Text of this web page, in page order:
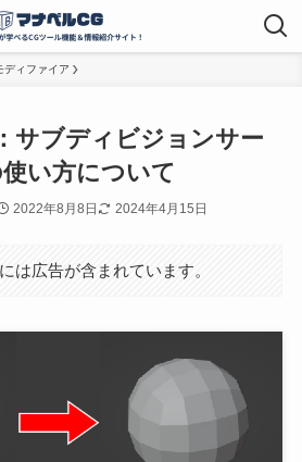
ディファイア
サブディビジョンサー
い方について
2022年8月8日 2024年4月15日
は広告が含まれています。